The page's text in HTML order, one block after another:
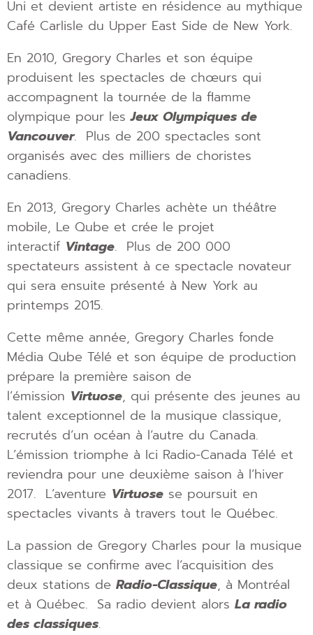
Uni et devient artiste en résidence au mythique
Café Carlisle du Upper East Side de New York.
En 2010, Gregory Charles et son équipe
produisent les spectacles de chœurs qui
accompagnent la tournée de la flamme
olympique pour lesJeux Olympiques de
Vancouver. Plus de 200 spectacles sont
organisés avec des milliers de choristes
canadiens.
En 2013, Gregory Charles achète un théâtre
mobile, Le Qube et crée le projet
interactif Vintage. Plus de 200 000
spectateurs assistent à ce spectacle novateur
qui sera ensuite présenté à New York au
printemps 2015.
Cette même année, Gregory Charles fonde
Média Qube Télé et son équipe de production
prépare la première saison de
l’émission Virtuose, qui présente des jeunes au
talent exceptionnel de la musique classique,
recrutés d’un océan à l’autre du Canada.
L’émission triomphe à Ici Radio-Canada Télé et
reviendra pour une deuxième saison à l’hiver
2017. L’aventure Virtuose se poursuit en
spectacles vivants à travers tout le Québec.
La passion de Gregory Charles pour la musique
classique se confirme avec l’acquisition des
deux stations de Radio-Classique, à Montréal
et à Québec. Sa radio devient alors La radio
des classiques.